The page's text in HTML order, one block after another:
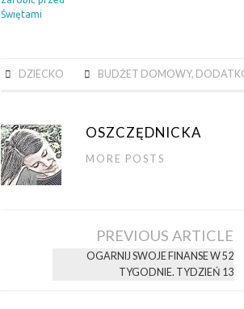
Świętami
DZIECKO BUDŻET DOMOWY,
OSZCZĘDNICKA
MORE POSTS
navigation
PREVIOUS ARTICLE
OGARNIJ SWOJE FINANSE W 52
TYGODNIE. TYDZIEŃ 13